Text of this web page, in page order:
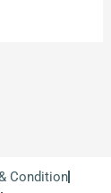
Condition